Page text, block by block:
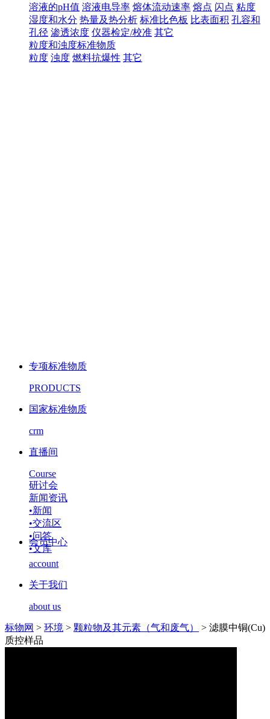
溶液的pH值 溶液电导率 熔体流动速率 熔点 闪点 粘度
湿度和水分 热量及热分析 标准比色板 比表面积 孔容和
孔径 渗透浓度 仪器检定/校准 其它
粒度和浊度标准物质
粒度 浊度 燃料抗爆性 其它
专项标准物质
PRODUCTS
国家标准物质
crm
直播间
Course
研讨会
新闻资讯
•新闻
•交流区
•问答
•文库
会员中心
account
关于我们
about us
标物网 > 环境 > 颗粒物及其元素（气和废气） > 滤膜中铜(Cu)
质控样品